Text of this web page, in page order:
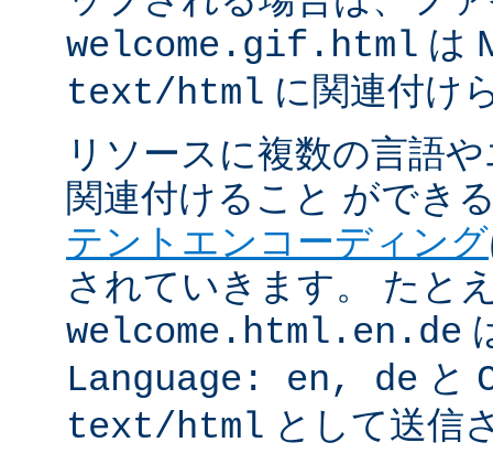
welcome.gif.html は
text/html に関連付け
リソースに複数の言語
関連付けること ができ
テントエンコーディング
されていきます。 たと
welcome.html.en.de
Language: en, de と
text/html として送信